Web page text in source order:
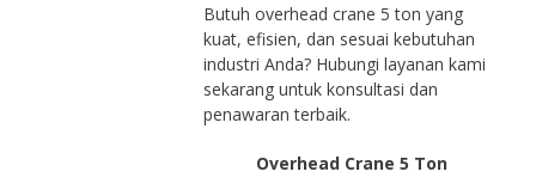
Butuh overhead crane 5 ton yang
kuat, efisien, dan sesuai kebutuhan
industri Anda? Hubungi layanan kami
sekarang untuk konsultasi dan
penawaran terbaik.
Overhead Crane 5 Ton